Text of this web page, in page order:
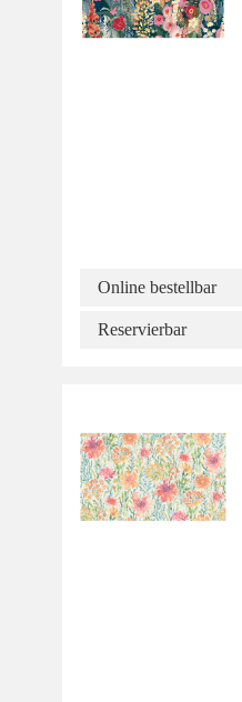
Online bestellbar
Reservierbar